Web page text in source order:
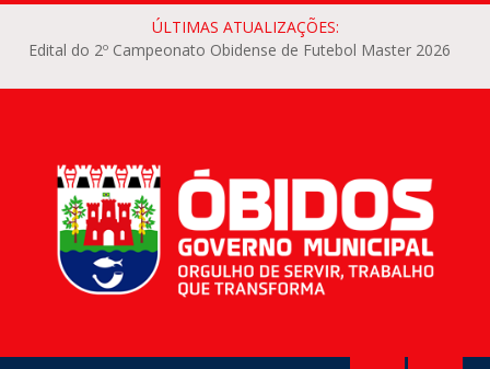
ÚLTIMAS ATUALIZAÇÕES:
Edital do 2º Campeonato Obidense de Futebol Master 2026